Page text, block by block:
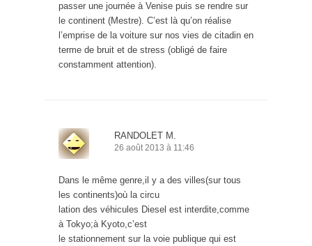
passer une journée à Venise puis se rendre sur
le continent (Mestre). C’est là qu’on réalise
l’emprise de la voiture sur nos vies de citadin en
terme de bruit et de stress (obligé de faire
constamment attention).
RANDOLET M.
26 août 2013 à 11:46
Dans le même genre,il y a des villes(sur tous
les continents)où la circu
lation des véhicules Diesel est interdite,comme
à Tokyo;à Kyoto,c’est
le stationnement sur la voie publique qui est